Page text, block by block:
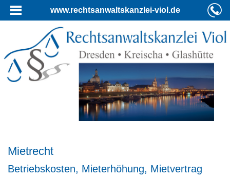
www.rechtsanwaltskanzlei-viol.de
Mietrecht
Betriebskosten, Mieterhöhung, Mietvertrag